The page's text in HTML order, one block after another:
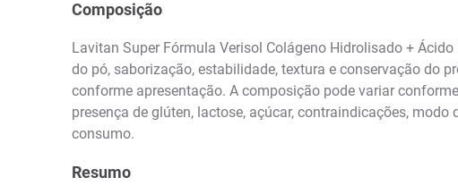
Composição
Lavitan Super Fórmula Verisol Colágeno Hidrolisado +
do pó, saborização, estabilidade, textura e conservação do
conforme apresentação. A composição pode variar
presença de glúten, lactose, açúcar, contraindicações,
consumo.
Resumo